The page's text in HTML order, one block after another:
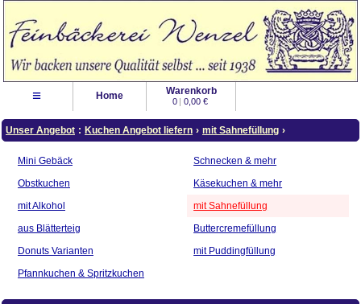
≡ Home Warenkorb
0 | 0,00 €
Unser Angebot : Kuchen Angebot liefern › mit Sahnefüllung ›
Mini Gebäck
Obstkuchen
mit Alkohol
aus Blätterteig
Donuts Varianten
Pfannkuchen & Spritzkuchen
Schnecken & mehr
Käsekuchen & mehr
mit Sahnefüllung
Buttercremefüllung
mit Puddingfüllung